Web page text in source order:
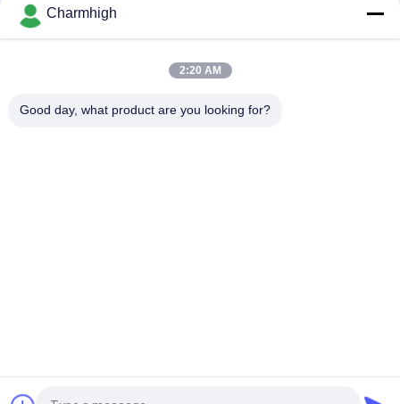
2 머리들 58 공급 장치 CHMT48VB 벤치탑 SMD 선택과 플레이스
로봇 올인원 칩 마운터
컴팩트 산업용 SMD 픽 앤 플라이스 머신 TC06 PCB 조립 라인 칩
Charmhigh
2:20 AM
Good day, what product are you looking for?